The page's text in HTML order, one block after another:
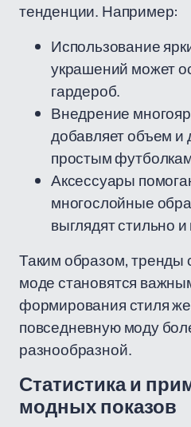
тенденции. Например:
Использование
украшений может
гардероб.
Внедрение
добавляет объем и
простым
Аксессуары
многослойные
выглядят стильно
Таким образом, тренды
моде становятся
формирования стиля
повседневную моду
разнообразной.
Статистика и
модных показов